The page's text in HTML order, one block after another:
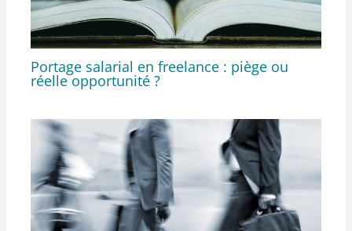
Portage salarial en freelance : piège ou
réelle opportunité ?